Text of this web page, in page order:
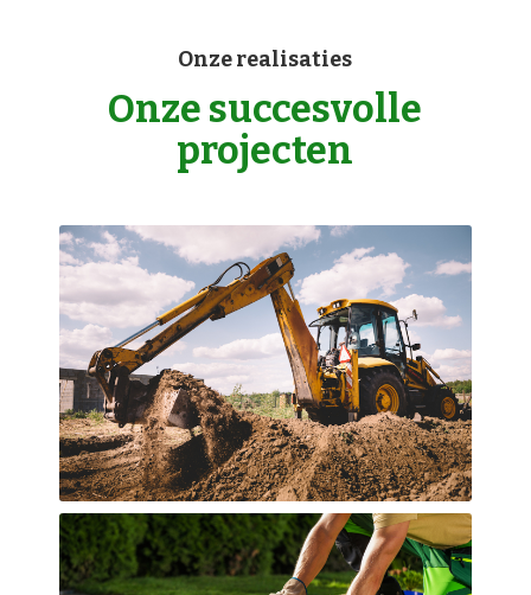
Onze realisaties
Onze succesvolle
projecten